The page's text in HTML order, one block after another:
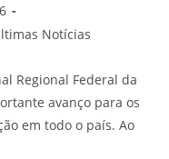
Notícias
Regional Federal da
avanço para os
em todo o país. Ao